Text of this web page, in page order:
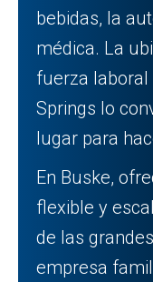
bebidas, la
médica. La
fuerza laboral
Springs lo
lugar para
En Buske,
flexible y
de las
empresa